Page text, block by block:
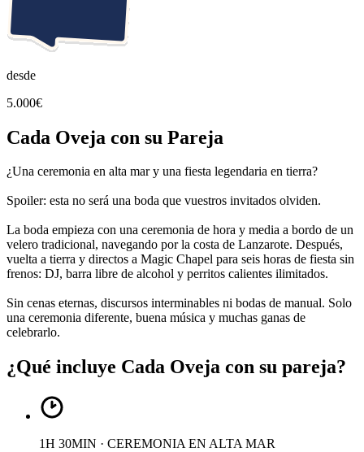
desde
5.000€
Cada Oveja con su Pareja
¿Una ceremonia en alta mar y una fiesta legendaria en tierra?
Spoiler: esta no será una boda que vuestros invitados olviden.
La boda empieza con una ceremonia de hora y media a bordo de un
velero tradicional, navegando por la costa de Lanzarote. Después,
vuelta a tierra y directos a Magic Chapel para seis horas de fiesta sin
frenos: DJ, barra libre de alcohol y perritos calientes ilimitados.
Sin cenas eternas, discursos interminables ni bodas de manual. Solo
una ceremonia diferente, buena música y muchas ganas de
celebrarlo.
¿Qué incluye Cada Oveja con su pareja?
1H 30MIN · CEREMONIA EN ALTA MAR